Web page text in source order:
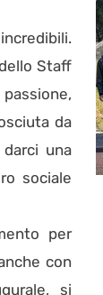
Staff
da
una
sociale
per
con
si